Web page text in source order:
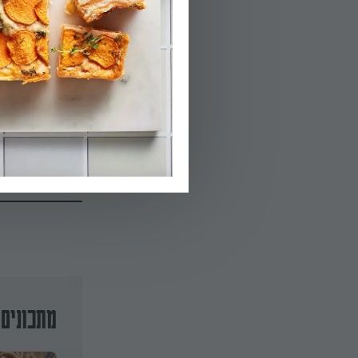
והצ’ילי במשך 4-3 דקות להזהבה. מתבלים בפלפל שחור (המליחות תגיע מהפטה).
הפעלת טיימר
03.
מוסיפים את